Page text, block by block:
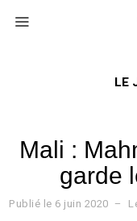
LE
Mali :
garde
Publié le 6 juin 2020